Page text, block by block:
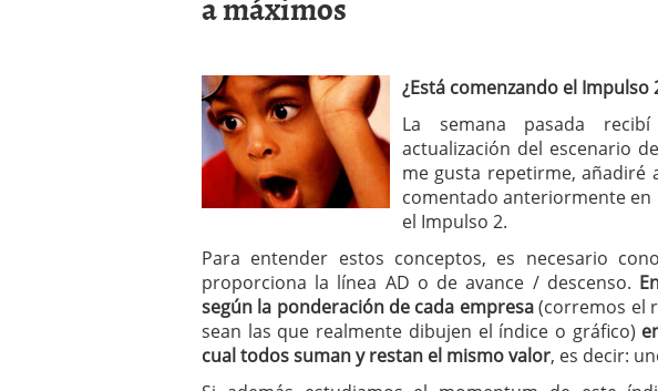
2026
Entendiendo los ETF de Bitcoin noviembre 22,
Dividend Kings: empresas que destacan por
noviembre 12, 2024
Descubre RealAdvisor: Una poderosa
inmobiliarias septiembre 23, 2024
¿Está comenzando el Impulso
La semana pasada
actualización del escenario
me gusta repetirme, añadiré
comentado anteriormente en
el Impulso 2.
Para entender estos conceptos, es necesario
proporciona la línea AD o de avance / descenso.
según la ponderación de cada empresa(corremos el
sean las que realmente dibujen el índice o gráfico)
cual todos suman y restan el mismo valor, es decir: